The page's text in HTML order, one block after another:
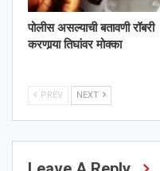
पोलीस असल्याची बतावणी रॉबरी
करणार्‍या तिघांवर मोक्का
PREV NEXT